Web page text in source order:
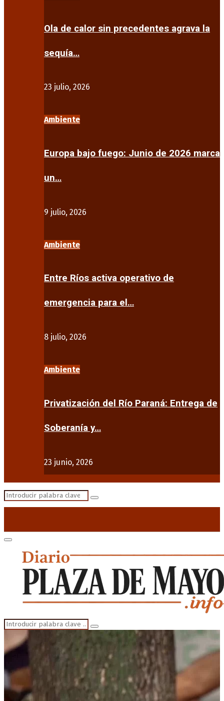
Ola de calor sin precedentes agrava la
sequía…
23 julio, 2026
Ambiente
Europa bajo fuego: Junio de 2026 marca
un…
9 julio, 2026
Ambiente
Entre Ríos activa operativo de
emergencia para el…
8 julio, 2026
Ambiente
Privatización del Río Paraná: Entrega de
Soberanía y…
23 junio, 2026
Search
Search
Primary
Menu
Search
for:
Search